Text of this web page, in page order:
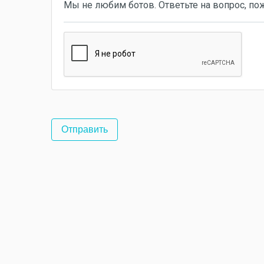
Мы не любим ботов. Ответьте на вопрос,